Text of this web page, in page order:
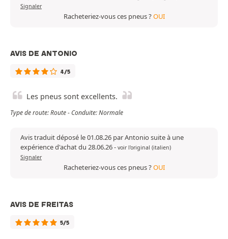
Signaler
Racheteriez-vous ces pneus ?OUI
AVIS DE ANTONIO
4/5
Les pneus sont excellents.
Type de route: Route - Conduite: Normale
Avis traduit déposé le 01.08.26 par Antonio suite à une
expérience d'achat du 28.06.26- voir l'original (italien)
Signaler
Racheteriez-vous ces pneus ?OUI
AVIS DE FREITAS
5/5